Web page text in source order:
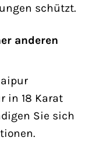
schützt.
anderen
in 18 Karat
Sie sich